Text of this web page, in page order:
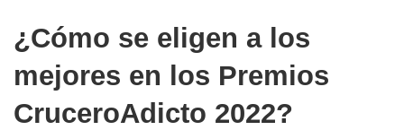
¿Cómo se eligen a los
mejores en los Premios
CruceroAdicto 2022?